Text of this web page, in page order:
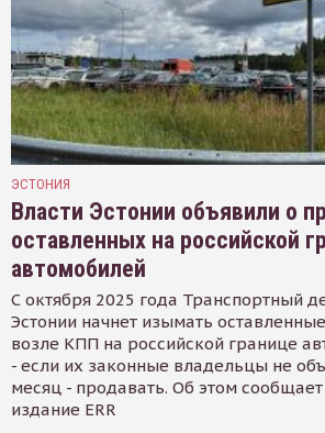
ЭСТОНИЯ
Власти Эстонии объявили о
оставленных на российской
автомобилей
С октября 2025 года Транспортный
Эстонии начнет изымать
возле КПП на российской границе
- если их законные владельцы не
месяц - продавать. Об этом сообщает
издание ERR